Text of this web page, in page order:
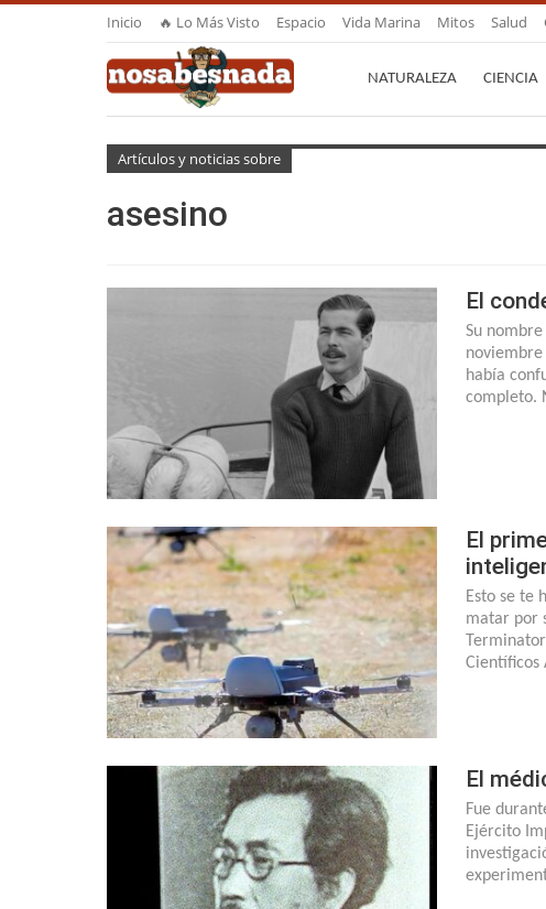
Inicio 🔥 Lo Más Visto Espacio Vida Marina Mitos Salud
NATURALEZA CIENCIA
Artículos y noticias sobre
asesino
El
Su
noviembre
había
completo.
El
Esto se te
matar por
El
Fue
Ejército